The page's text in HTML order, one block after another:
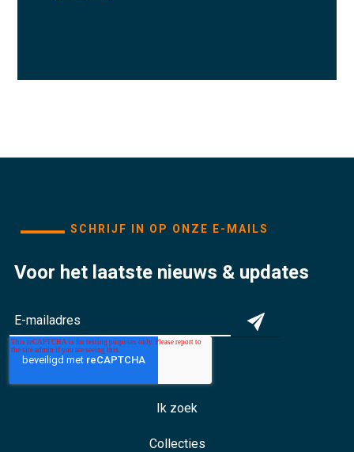
SCHRIJF IN OP ONZE E-MAILS
Voor het laatste nieuws & updates
Ik zoek
Collecties